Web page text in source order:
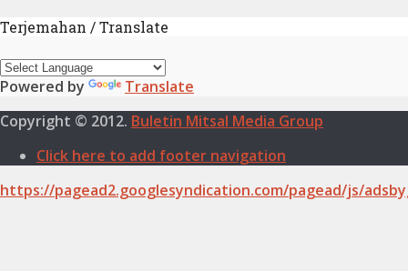
Terjemahan / Translate
Powered by
Translate
Copyright © 2012. Buletin Mitsal Media Group
Click here to add footer navigation
https://pagead2.googlesyndication.com/pagead/js/